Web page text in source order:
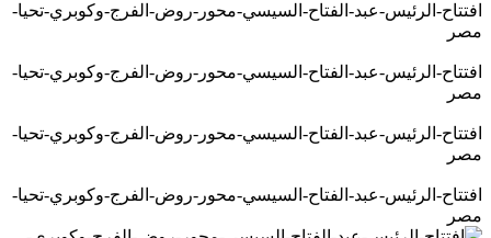
افتتاح-الرئيس-عبد-الفتاح-السيسي-محور-روض-الفرج-وكوبري-تحيا-
مصر
افتتاح-الرئيس-عبد-الفتاح-السيسي-محور-روض-الفرج-وكوبري-تحيا-
مصر
افتتاح-الرئيس-عبد-الفتاح-السيسي-محور-روض-الفرج-وكوبري-تحيا-
مصر
افتتاح-الرئيس-عبد-الفتاح-السيسي-محور-روض-الفرج-وكوبري-تحيا-
مصر